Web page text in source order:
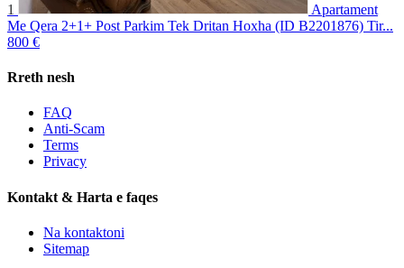
1
Apartament
Me Qera 2+1+ Post Parkim Tek Dritan Hoxha (ID B2201876) Tir...
800 €
Rreth nesh
FAQ
Anti-Scam
Terms
Privacy
Kontakt & Harta e faqes
Na kontaktoni
Sitemap